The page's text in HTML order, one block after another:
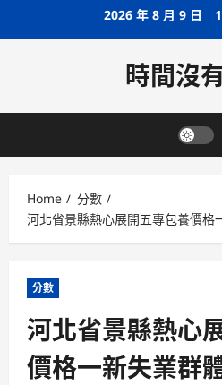
2026 年 8 月 9 日
時間沒
Home
分數
河北省景縣熱心展開五專包養價格
分數
河北省景縣熱心
價格一新失業群